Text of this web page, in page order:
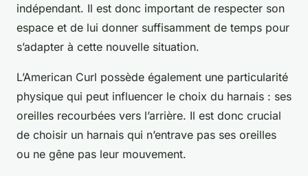
indépendant. Il est donc important de respecter son
espace et de lui donner suffisamment de temps pour
s’adapter à cette nouvelle situation.
L’American Curl possède également une particularité
physique qui peut influencer le choix du harnais : ses
oreilles recourbées vers l’arrière. Il est donc crucial
de choisir un harnais qui n’entrave pas ses oreilles
ou ne gêne pas leur mouvement.